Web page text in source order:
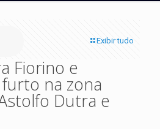
Exibir tudo
Fiorino e
na zona
Dutra e